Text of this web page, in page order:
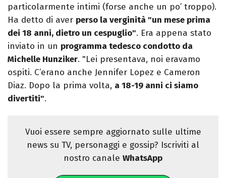
particolarmente intimi (forse anche un po’ troppo).
Ha detto di aver perso la verginità "un mese prima
dei 18 anni, dietro un cespuglio". Era appena stato
inviato in un programma tedesco condotto da
Michelle Hunziker. "Lei presentava, noi eravamo
ospiti. C’erano anche Jennifer Lopez e Cameron
Diaz. Dopo la prima volta, a 18-19 anni ci siamo
divertiti".
Vuoi essere sempre aggiornato sulle ultime
news su TV, personaggi e gossip? Iscriviti al
nostro canale WhatsApp